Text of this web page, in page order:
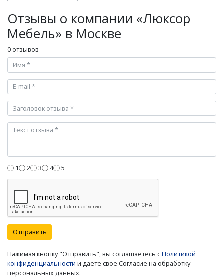
Отзывы о компании «Люксор
Мебель» в Москве
0 отзывов
1 2 3 4 5
Отправить
Нажимая кнопку "Отправить", вы соглашаетесь сПолитикой
конфиденциальности и даете свое Согласие на обработку
персональных данных.